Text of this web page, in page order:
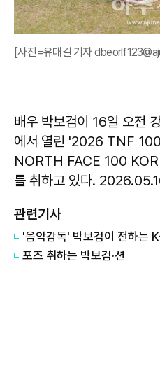
[사진=유대길 기자
배우 박보검이 16일 오전
에서 열린 '2026 TNF
NORTH FACE 100
를 취하고 있다.
관련기사
포즈 취하는 박보검·션